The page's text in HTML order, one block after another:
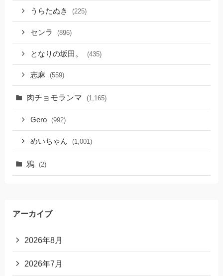
うらたぬき (225)
センラ (896)
となりの坂田。 (435)
志麻 (559)
肉チョモランマ (1,165)
Gero (992)
めいちゃん (1,001)
鴉 (2)
アーカイブ
2026年8月
2026年7月